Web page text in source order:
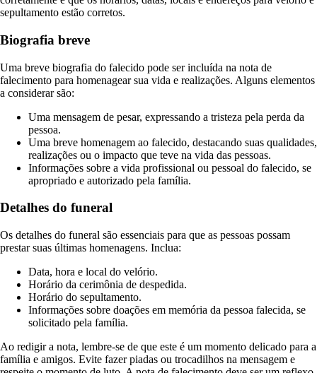
sepultamento estão corretos.
Biografia breve
Uma breve biografia do falecido pode ser incluída na nota de
falecimento para homenagear sua vida e realizações. Alguns elementos
a considerar são:
Uma mensagem de pesar, expressando a tristeza pela perda da
pessoa.
Uma breve homenagem ao falecido, destacando suas qualidades,
realizações ou o impacto que teve na vida das pessoas.
Informações sobre a vida profissional ou pessoal do falecido, se
apropriado e autorizado pela família.
Detalhes do funeral
Os detalhes do funeral são essenciais para que as pessoas possam
prestar suas últimas homenagens. Inclua:
Data, hora e local do velório.
Horário da cerimônia de despedida.
Horário do sepultamento.
Informações sobre doações em memória da pessoa falecida, se
solicitado pela família.
Ao redigir a nota, lembre-se de que este é um momento delicado para a
família e amigos. Evite fazer piadas ou trocadilhos na mensagem e